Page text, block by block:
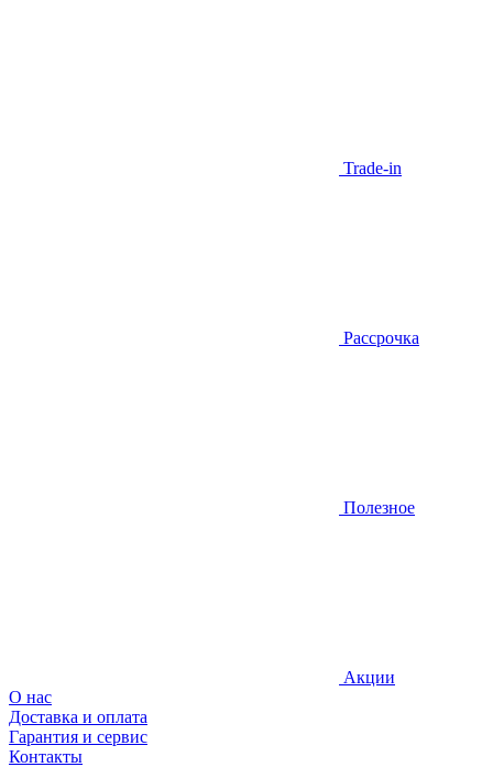
Trade-in
Рассрочка
Полезное
Акции
О нас
Доставка и оплата
Гарантия и сервис
Контакты